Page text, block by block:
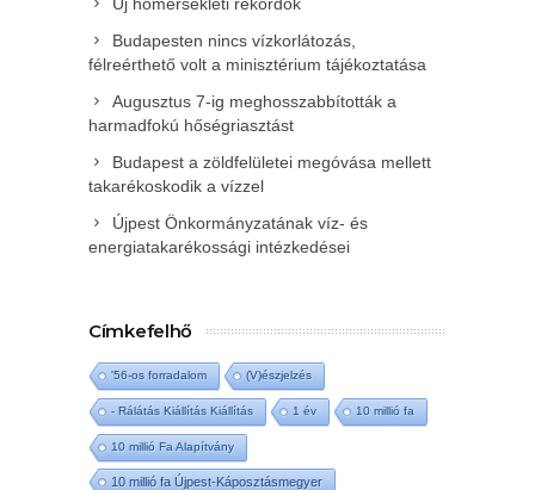
Budapesten nincs vízkorlátozás,
félreérthető volt a minisztérium tájékoztatása
Augusztus 7-ig meghosszabbították a
harmadfokú hőségriasztást
Budapest a zöldfelületei megóvása mellett
takarékoskodik a vízzel
Újpest Önkormányzatának víz- és
energiatakarékossági intézkedései
Címkefelhő
'56-os forradalom (V)észjelzés
- Rálátás Kiállítás Kiállítás 1 év 10 millió fa
10 millió Fa Alapítvány
10 millió fa Újpest-Káposztásmegyer